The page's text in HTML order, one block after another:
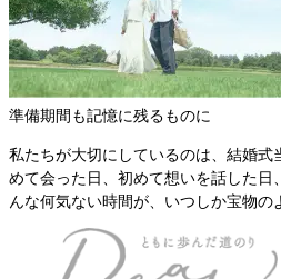
準備期間も記憶に残るものに
私たちが大切にしているのは、結婚式
めて会った日、初めて想いを話した
んな何気ない時間が、いつしか宝物の